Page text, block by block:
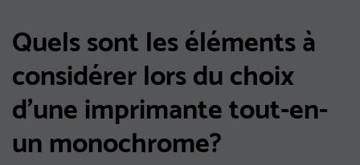
Quels sont les éléments à
considérer lors du choix
d'une imprimante tout-en-
un monochrome?